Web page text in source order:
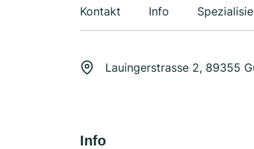
Kontakt Info
Lauingerstrasse 2, 89355
Info